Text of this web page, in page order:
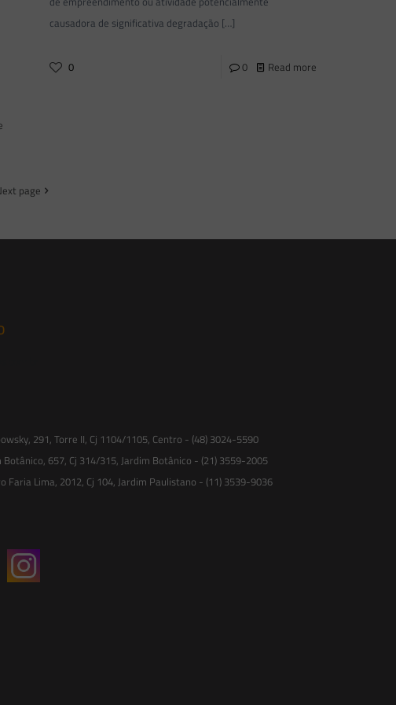
causadora de significativa degradação […]
0 0 Read more
page
291, Torre II, Cj 1104/1105, Centro - (48) 3024-5590
Botânico, 657, Cj 314/315, Jardim Botânico - (21) 3559-2005
Faria Lima, 2012, Cj 104, Jardim Paulistano - (11) 3539-9036